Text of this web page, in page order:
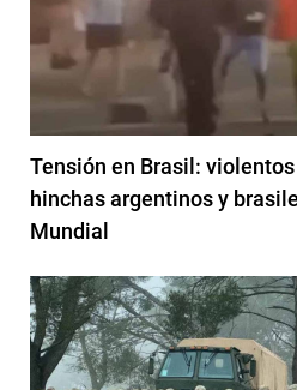
Tensión en Brasil:
hinchas argentinos y
Mundial